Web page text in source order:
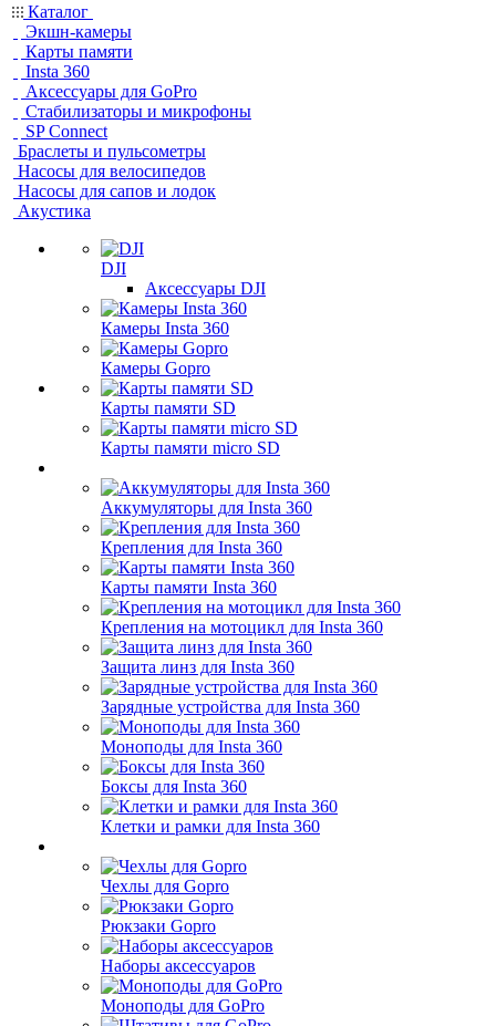
Каталог
Экшн-камеры
Карты памяти
Insta 360
Аксессуары для GoPro
Стабилизаторы и микрофоны
SP Connect
Браслеты и пульсометры
Насосы для велосипедов
Насосы для сапов и лодок
Акустика
DJI
Аксессуары DJI
Камеры Insta 360
Камеры Gopro
Карты памяти SD
Карты памяти micro SD
Аккумуляторы для Insta 360
Крепления для Insta 360
Карты памяти Insta 360
Крепления на мотоцикл для Insta 360
Защита линз для Insta 360
Зарядные устройства для Insta 360
Моноподы для Insta 360
Боксы для Insta 360
Клетки и рамки для Insta 360
Чехлы для Gopro
Рюкзаки Gopro
Наборы аксессуаров
Моноподы для GoPro